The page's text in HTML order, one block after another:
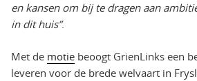
en kansen om bij te dragen aan
in dit huis”.
Met de motie beoogt GrienLinks een
leveren voor de brede welvaart in